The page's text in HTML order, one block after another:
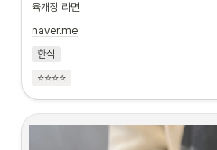
육개장 라면
naver.me
한식
⭐⭐⭐⭐